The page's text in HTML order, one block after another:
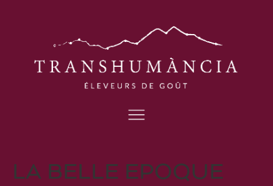
LA BELLE EPOQUE